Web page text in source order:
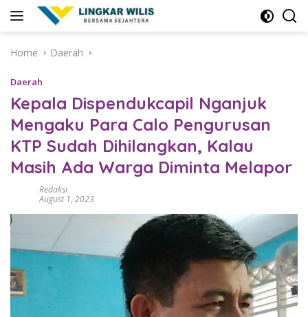
Home
Daerah
Daerah
Kepala Dispendukcapil Nganjuk
Mengaku Para Calo Pengurusan
KTP Sudah Dihilangkan, Kalau
Masih Ada Warga Diminta Melapor
Redaksi
August 1, 2023